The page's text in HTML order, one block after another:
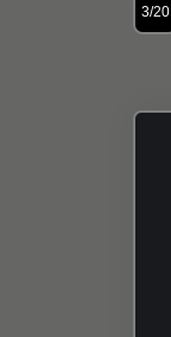
3/20